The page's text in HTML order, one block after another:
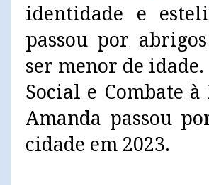
identidade e
passou por
ser menor de
Social e Combate
Amanda passou
cidade em 2023.